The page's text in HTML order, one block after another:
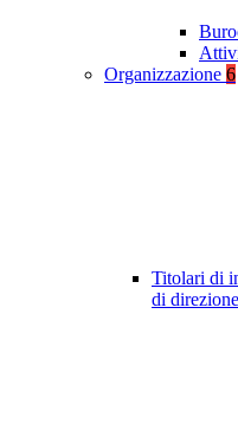
Organizzazione 6
Titolari di
di